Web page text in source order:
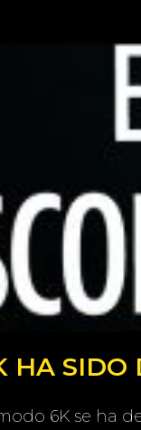
HA SIDO
6K se ha